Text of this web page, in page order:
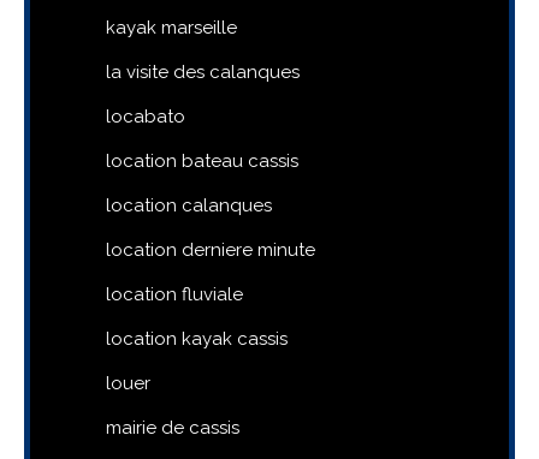
kayak marseille
la visite des calanques
locabato
location bateau cassis
location calanques
location derniere minute
location fluviale
location kayak cassis
louer
mairie de cassis